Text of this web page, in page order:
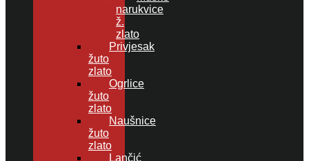
narukvice
ž.
zlato
Privjesak
žuto
zlato
Ogrlice
žuto
zlato
Naušnice
žuto
zlato
Lančić